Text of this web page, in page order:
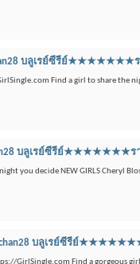
บลูเรย์ซีรีย์
Find a girl to share the
บลูเรย์ซีรีย์
you decide NEW GIRLS Cheryl
บลูเรย์ซีรีย์
GirlSingle.com Find a gorgeous